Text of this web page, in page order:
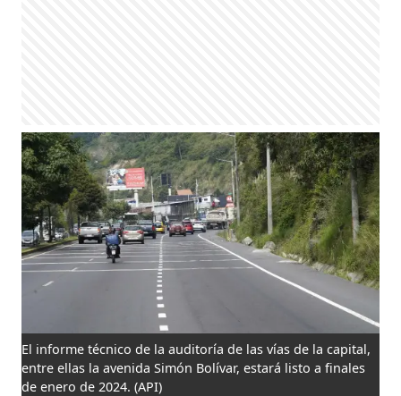
El informe técnico de la auditoría de las vías de la capital,
entre ellas la avenida Simón Bolívar, estará listo a finales
de enero de 2024. (API)